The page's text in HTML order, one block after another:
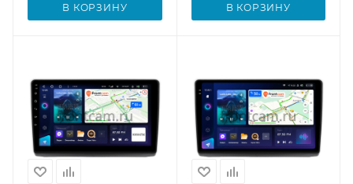
В КОРЗИНУ В КОРЗИНУ